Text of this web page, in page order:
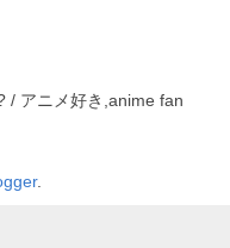
/ アニメ好き,anime fan
.